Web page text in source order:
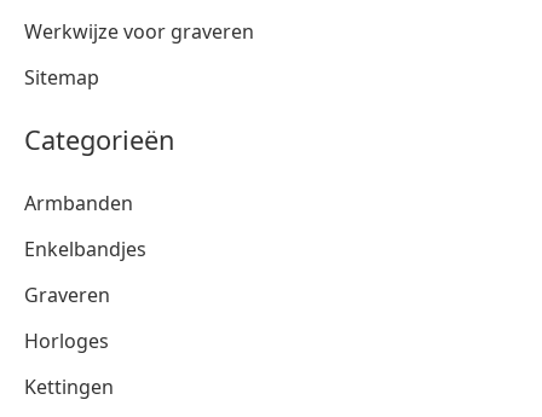
Werkwijze voor graveren
Sitemap
Categorieën
Armbanden
Enkelbandjes
Graveren
Horloges
Kettingen